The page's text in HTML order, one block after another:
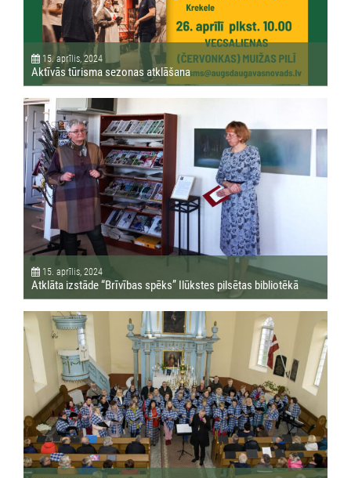
15. aprīlis, 2024
Aktīvās tūrisma sezonas atklāšana
15. aprīlis, 2024
Atklāta izstāde “Brīvības spēks” Ilūkstes pilsētas bibliotēkā